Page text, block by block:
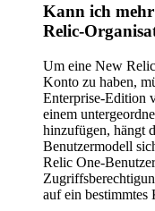
Kann ich
Relic-
Um eine New
Konto zu haben,
Enterprise-Edition
einem
hinzufügen, hängt
Benutzermodell
Relic One-
auf ein bestimmtes